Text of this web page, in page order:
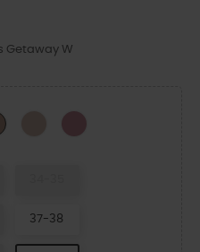
Getaway W
Cassis
37-38